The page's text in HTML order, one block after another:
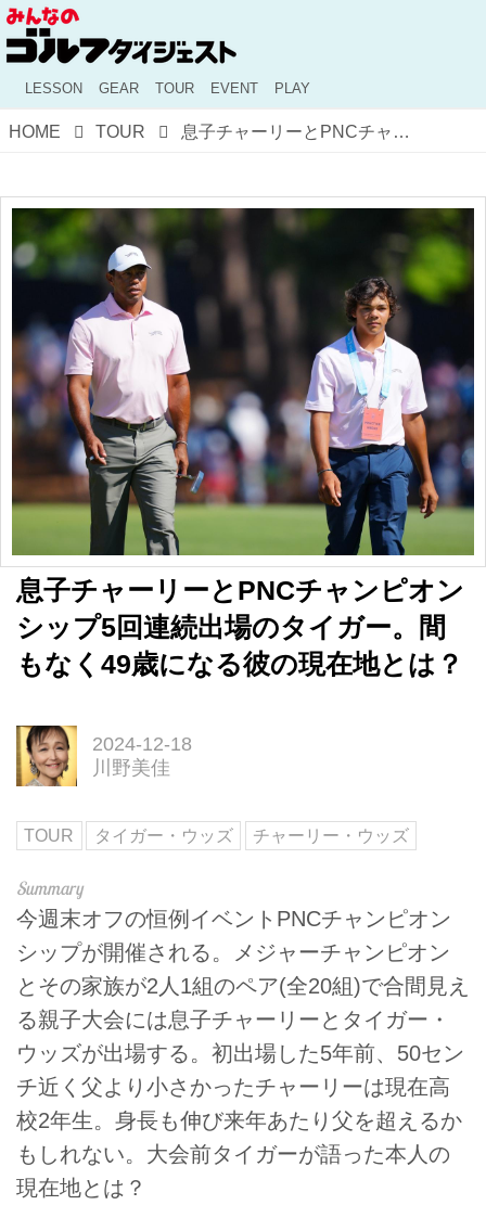
LESSON GEAR TOUR EVENT PLAY
HOME TOUR 息子チャーリーとPNCチャンピオンシップ5回連続出場のタイガー。間もなく49歳になる彼の現在地とは？
息子チャーリーとPNCチャンピオン
シップ5回連続出場のタイガー。間
もなく49歳になる彼の現在地とは？
2024-12-18
川野美佳
TOUR タイガー・ウッズ チャーリー・ウッズ
今週末オフの恒例イベントPNCチャンピオン
シップが開催される。メジャーチャンピオン
とその家族が2人1組のペア(全20組)で合間見え
る親子大会には息子チャーリーとタイガー・
ウッズが出場する。初出場した5年前、50セン
チ近く父より小さかったチャーリーは現在高
校2年生。身長も伸び来年あたり父を超えるか
もしれない。大会前タイガーが語った本人の
現在地とは？